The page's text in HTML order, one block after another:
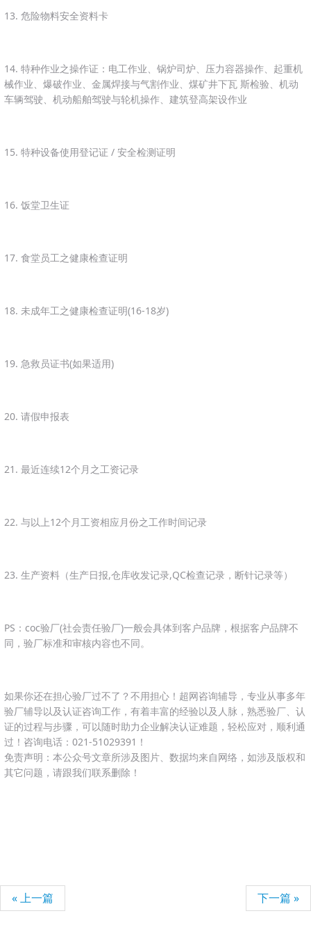
13. 危险物料安全资料卡
14. 特种作业之操作证：电工作业、锅炉司炉、压力容器操作、起重机
械作业、爆破作业、金属焊接与气割作业、煤矿井下瓦 斯检验、机动
车辆驾驶、机动船舶驾驶与轮机操作、建筑登高架设作业
15. 特种设备使用登记证 / 安全检测证明
16. 饭堂卫生证
17. 食堂员工之健康检查证明
18. 未成年工之健康检查证明(16-18岁)
19. 急救员证书(如果适用)
20. 请假申报表
21. 最近连续12个月之工资记录
22. 与以上12个月工资相应月份之工作时间记录
23. 生产资料（生产日报,仓库收发记录,QC检查记录，断针记录等）
PS：coc验厂(社会责任验厂)一般会具体到客户品牌，根据客户品牌不
同，验厂标准和审核内容也不同。
如果你还在担心验厂过不了？不用担心！超网咨询辅导，专业从事多年
验厂辅导以及认证咨询工作，有着丰富的经验以及人脉，熟悉验厂、认
证的过程与步骤，可以随时助力企业解决认证难题，轻松应对，顺利通
过！咨询电话：021-51029391！
免责声明：本公众号文章所涉及图片、数据均来自网络，如涉及版权和
其它问题，请跟我们联系删除！
« 上一篇 下一篇 »